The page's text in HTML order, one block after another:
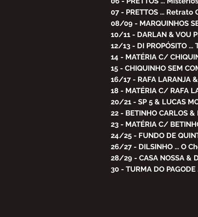
07 - PRETTOS ...
08/09 - MARQUINHOS
10/11 - DARLAN & VOU
12/13 - DI PROPÓSITO ...
14 - MATÉRIA C/
15 - CHIQUINHO SEM
16/17 - RAFA LARANJA
18 - MATÉRIA C/ RAFA
20/21 - SP 5 & LUCAS
22 - BETINHO CARLOS
23 - MATÉRIA C/
24/25 - FUNDO DE
26/27 - DILSINHO ... O
28/29 - CASA NOSSA &
30 - TURMA DO